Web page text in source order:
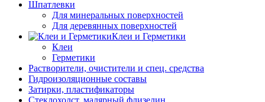
Шпатлевки
Для минеральных поверхностей
Для деревянных поверхностей
Клеи и Герметики
Клеи
Герметики
Растворители, очистители и спец. средства
Гидроизоляционные составы
Затирки, пластификаторы